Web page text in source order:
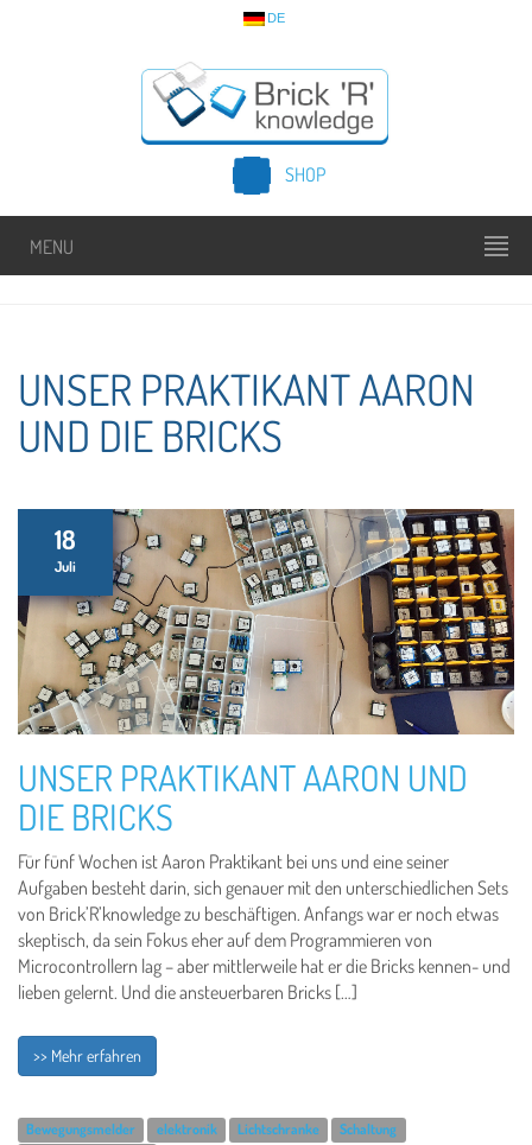
DE
SHOP
MENU
UNSER PRAKTIKANT AARON
UND DIE BRICKS
18
Juli
UNSER PRAKTIKANT AARON UND
DIE BRICKS
Für fünf Wochen ist Aaron Praktikant bei uns und eine seiner
Aufgaben besteht darin, sich genauer mit den unterschiedlichen Sets
von Brick’R’knowledge zu beschäftigen. Anfangs war er noch etwas
skeptisch, da sein Fokus eher auf dem Programmieren von
Microcontrollern lag – aber mittlerweile hat er die Bricks kennen- und
lieben gelernt. Und die ansteuerbaren Bricks […]
>> Mehr erfahren
Bewegungsmelder elektronik Lichtschranke
Schaltung